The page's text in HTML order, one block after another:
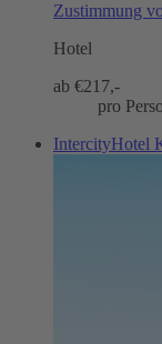
Zustimmung
Hotel
ab €217,-
pro
IntercityHotel